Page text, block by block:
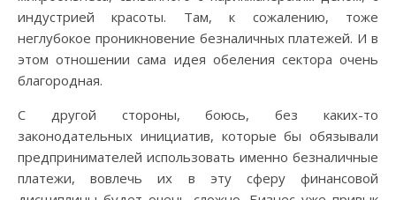
индустрией красоты. Там, к сожалению, тоже
неглубокое проникновение безналичных платежей. И в
этом отношении сама идея обеления сектора очень
благородная.
С другой стороны, боюсь, без каких-то
законодательных инициатив, которые бы обязывали
предпринимателей использовать именно безналичные
платежи, вовлечь их в эту сферу финансовой